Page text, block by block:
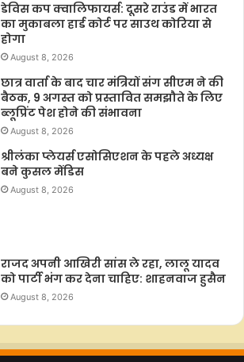
डेविस कप क्वालिफायर्स: दूसरे राउंड में भारत
का मुकाबला हार्ड कोर्ट पर साउथ कोरिया से
होगा
August 8, 2026
छात्र वार्ता के बाद चार मंत्रियों संग सीएम ने की
बैठक, 9 अगस्त को प्रस्तावित समझौते के लिए
ब्लूप्रिंट पेश होने की संभावना
August 8, 2026
श्रीलंका प्लेयर्स एसोसिएशन के पहले अध्यक्ष
बने कुसल मेंडिस
August 8, 2026
राजद अपनी आखिरी सांस ले रहा, लालू यादव
को पार्टी भंग कर देना चाहिए: शाहनवाज हुसैन
August 8, 2026